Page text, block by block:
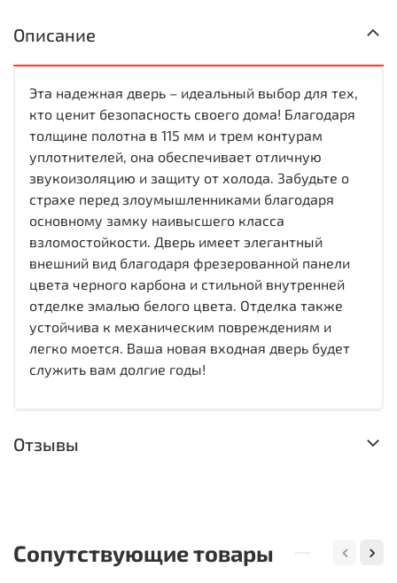
Описание
Эта надежная дверь – идеальный выбор для тех,
кто ценит безопасность своего дома! Благодаря
толщине полотна в 115 мм и трем контурам
уплотнителей, она обеспечивает отличную
звукоизоляцию и защиту от холода. Забудьте о
страхе перед злоумышленниками благодаря
основному замку наивысшего класса
взломостойкости. Дверь имеет элегантный
внешний вид благодаря фрезерованной панели
цвета черного карбона и стильной внутренней
отделке эмалью белого цвета. Отделка также
устойчива к механическим повреждениям и
легко моется. Ваша новая входная дверь будет
служить вам долгие годы!
Отзывы
Сопутствующие товары